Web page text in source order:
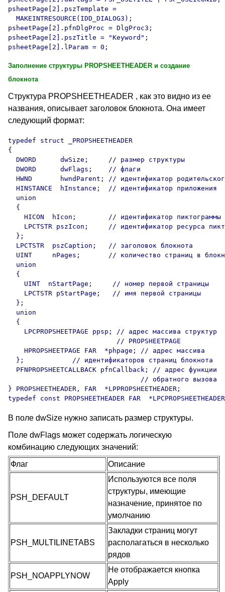
psheetPage[2].pszTemplate =
  MAKEINTRESOURCE(IDD_DIALOG3);
psheetPage[2].pfnDlgProc = DlgProc3;
psheetPage[2].pszTitle = "Keyword";
Заполнение структуры PROPSHEETHEADER и создание
блокнота
Структура PROPSHEETHEADER , как это видно из ее
названия, описывает заголовок блокнота. Она имеет
следующий формат:
typedef struct _PROPSHEETHEADER
{
  DWORD      dwSize;     // размер структуры
  DWORD      dwFlags;    // флаги
HWND       hwndParent; // идентификатор
  HINSTANCE  hInstance;  // идентификатор приложения
  union
  {
    HICON  hIcon;        // идентификатор пиктограммы
LPCTSTR pszIcon;     // идентификатор ресурса
  };
  LPCTSTR  pszCaption;   // заголовок блокнота
UINT     nPages;       // количество страниц в
  union
  {
    UINT  nStartPage;     // номер первой страницы
    LPCTSTR pStartPage;   // имя первой страницы
  };
  union
  {
    LPCPROPSHEETPAGE ppsp; // адрес массива структур
                           // PROPSHEETPAGE
    HPROPSHEETPAGE FAR  *phpage; // адрес массива
  };            // идентификаторов страниц блокнота
  PFNPROPSHEETCALLBACK pfnCallback; // адрес функции
                                 // обратного вызова
} PROPSHEETHEADER, FAR  *LPPROPSHEETHEADER;
В поле dwSize нужно записать размер структуры.
Поле dwFlags может содержать логическую
комбинацию следующих значений:
Флаг
Описание
PSH_DEFAULT
Используются все поля
структуры, имеющие
назначение, принятое по
умолчанию
PSH_MULTILINETABS
Закладки страниц могут
располагаться в несколько
рядов
PSH_NOAPPLYNOW
Не отображается кнопка
Apply